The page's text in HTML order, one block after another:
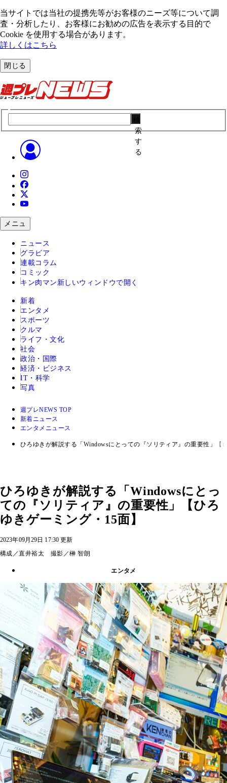
当サイトでは当社の提携先等がお客様のニーズ等について調
査・分析したり、お客様にお勧めの広告を表⽰する⽬的で
Cookie を使⽤する場合があります。
詳しくはこちら
閉じる
索
す
る
メニュ
ニュース
グラビア
連載コラム
コミック
キン肉マン 新しいウィンドウで開く
新着
エンタメ
スポーツ
クルマ
ライフ・文化
社会
政治・国際
経済・ビジネス
IT・科学
写真
週プレNEWS TOP
新着ニュース
エンタメニュース
ひろゆきが解説する「Windowsにとっての『ソリティア』の重要性」【
ひろゆきが解説する「Windowsにとっ
ての『ソリティア』の重要性」【ひろ
ゆきゲーミング・15面】
2023年09月29日 17:30 更新
構成／直井裕太 撮影／榊 智朗
エンタメ